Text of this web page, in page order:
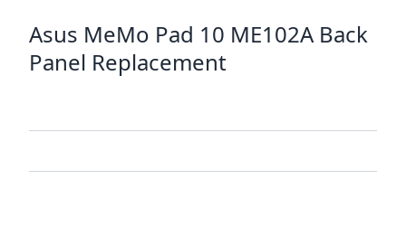
Asus MeMo Pad 10 ME102A Back
Panel Replacement